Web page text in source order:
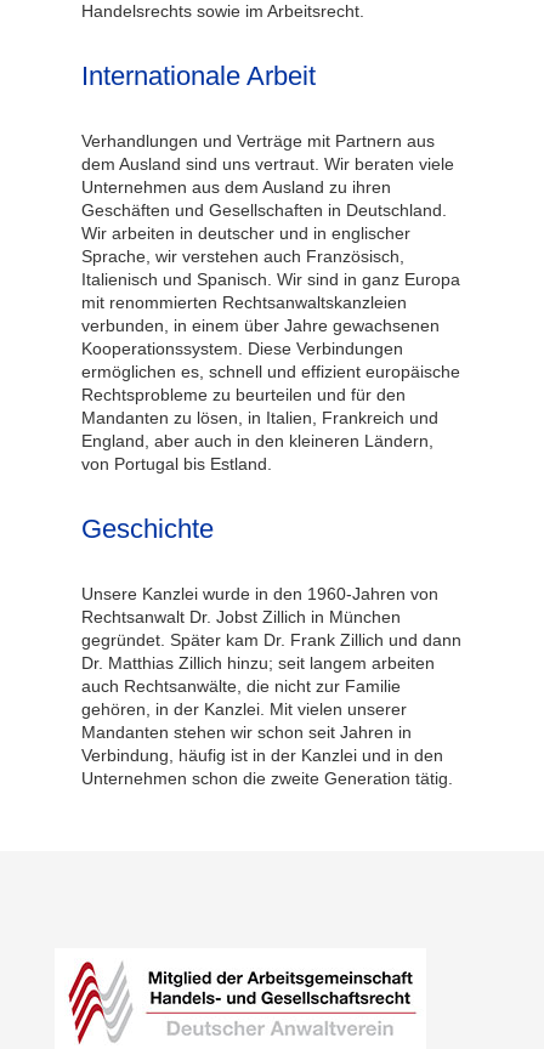
Handelsrechts sowie im Arbeitsrecht.
Internationale Arbeit
Verhandlungen und Verträge mit Partnern aus
dem Ausland sind uns vertraut. Wir beraten viele
Unternehmen aus dem Ausland zu ihren
Geschäften und Gesellschaften in Deutschland.
Wir arbeiten in deutscher und in englischer
Sprache, wir verstehen auch Französisch,
Italienisch und Spanisch. Wir sind in ganz Europa
mit renommierten Rechtsanwaltskanzleien
verbunden, in einem über Jahre gewachsenen
Kooperationssystem. Diese Verbindungen
ermöglichen es, schnell und effizient europäische
Rechtsprobleme zu beurteilen und für den
Mandanten zu lösen, in Italien, Frankreich und
England, aber auch in den kleineren Ländern,
von Portugal bis Estland.
Geschichte
Unsere Kanzlei wurde in den 1960-Jahren von
Rechtsanwalt Dr. Jobst Zillich in München
gegründet. Später kam Dr. Frank Zillich und dann
Dr. Matthias Zillich hinzu; seit langem arbeiten
auch Rechtsanwälte, die nicht zur Familie
gehören, in der Kanzlei. Mit vielen unserer
Mandanten stehen wir schon seit Jahren in
Verbindung, häufig ist in der Kanzlei und in den
Unternehmen schon die zweite Generation tätig.